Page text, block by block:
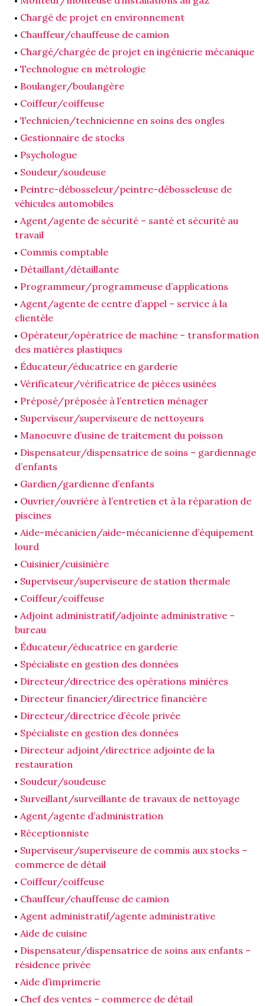
Chargé de projet en environnement
Chauffeur/chauffeuse de camion
Chargé/chargée de projet en ingénierie mécanique
Technologue en métrologie
Boulanger/boulangère
Coiffeur/coiffeuse
Technicien/technicienne en soins des ongles
Gestionnaire de stocks
Psychologue
Soudeur/soudeuse
Peintre-débosseleur/peintre-débosseleuse de
véhicules automobiles
Agent/agente de sécurité – santé et sécurité au
travail
Commis comptable
Détaillant/détaillante
Programmeur/programmeuse d’applications
Agent/agente de centre d’appel – service à la
clientèle
Opérateur/opératrice de machine – transformation
des matières plastiques
Éducateur/éducatrice en garderie
Vérificateur/vérificatrice de pièces usinées
Préposé/préposée à l’entretien ménager
Superviseur/superviseure de nettoyeurs
Manoeuvre d’usine de traitement du poisson
Dispensateur/dispensatrice de soins – gardiennage
d’enfants
Gardien/gardienne d’enfants
Ouvrier/ouvrière à l’entretien et à la réparation de
piscines
Aide-mécanicien/aide-mécanicienne d’équipement
lourd
Cuisinier/cuisinière
Superviseur/superviseure de station thermale
Coiffeur/coiffeuse
Adjoint administratif/adjointe administrative –
bureau
Éducateur/éducatrice en garderie
Spécialiste en gestion des données
Directeur/directrice des opérations minières
Directeur financier/directrice financière
Directeur/directrice d’école privée
Spécialiste en gestion des données
Directeur adjoint/directrice adjointe de la
restauration
Soudeur/soudeuse
Surveillant/surveillante de travaux de nettoyage
Agent/agente d’administration
Réceptionniste
Superviseur/superviseure de commis aux stocks –
commerce de détail
Coiffeur/coiffeuse
Chauffeur/chauffeuse de camion
Agent administratif/agente administrative
Aide de cuisine
Dispensateur/dispensatrice de soins aux enfants –
résidence privée
Aide d’imprimerie
Chef des ventes – commerce de détail